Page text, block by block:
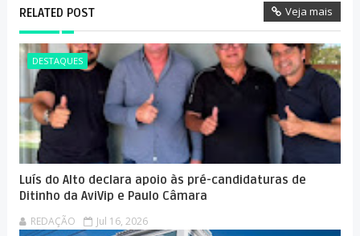
RELATED POST Veja mais
DESTAQUES
Luís do Alto declara apoio às pré-candidaturas de
Ditinho da AviVip e Paulo Câmara
REDAÇÃO Jul 16, 2026